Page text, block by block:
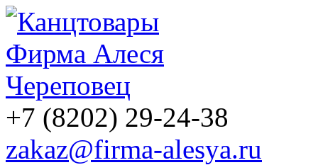
+7 (8202) 29-24-38
zakaz@firma-alesya.ru